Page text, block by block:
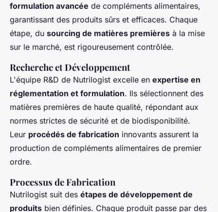
formulation avancée de compléments alimentaires,
garantissant des produits sûrs et efficaces. Chaque
étape, du sourcing de matières premières à la mise
sur le marché, est rigoureusement contrôlée.
Recherche et Développement
L'équipe R&D de Nutrilogist excelle en expertise en
réglementation et formulation. Ils sélectionnent des
matières premières de haute qualité, répondant aux
normes strictes de sécurité et de biodisponibilité.
Leur procédés de fabrication innovants assurent la
production de compléments alimentaires de premier
ordre.
Processus de Fabrication
Nutrilogist suit des étapes de développement de
produits bien définies. Chaque produit passe par des